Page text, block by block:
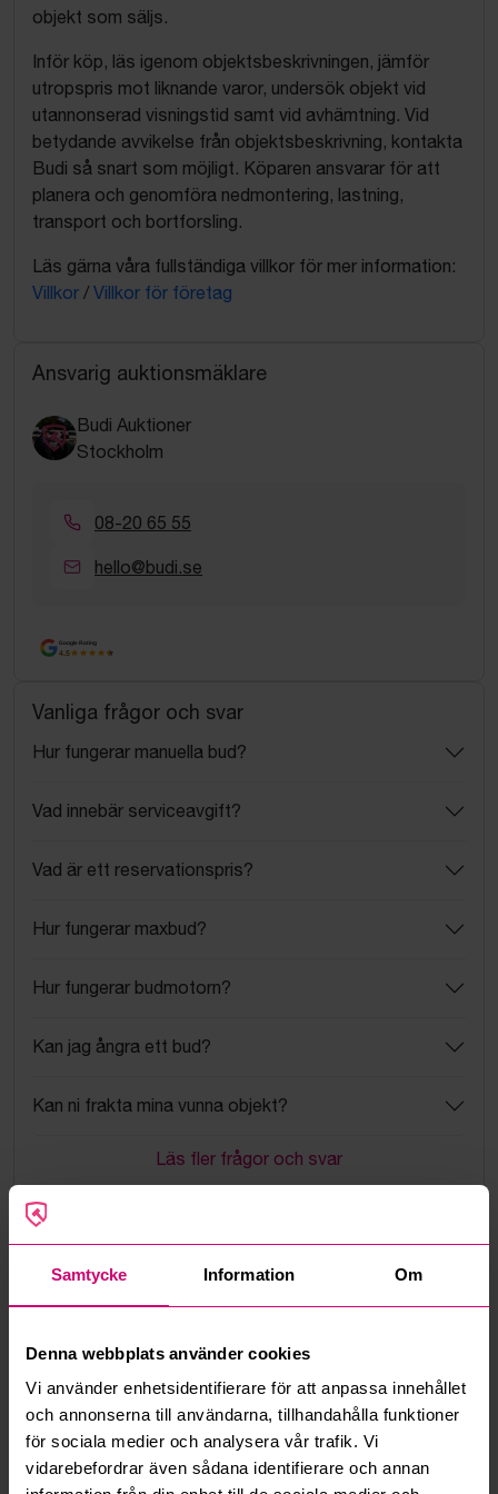
Samtycke Information Om
Denna webbplats använder cookies
Vi använder enhetsidentifierare för att anpassa innehållet
och annonserna till användarna, tillhandahålla funktioner
för sociala medier och analysera vår trafik. Vi
vidarebefordrar även sådana identifierare och annan
objekt som säljs.
Inför köp, läs igenom objektsbeskrivningen, jämför
utropspris mot liknande varor, undersök objekt vid
utannonserad visningstid samt vid avhämtning. Vid
betydande avvikelse från objektsbeskrivning, kontakta
Budi så snart som möjligt. Köparen ansvarar för att
planera och genomföra nedmontering, lastning,
transport och bortforsling.
Läs gärna våra fullständiga villkor för mer information:
Villkor / Villkor för företag
Ansvarig auktionsmäklare
Budi Auktioner
Stockholm
08-20 65 55
hello@budi.se
Google Rating
4.5
Vanliga frågor och svar
Hur fungerar manuella bud?
Vad innebär serviceavgift?
Vad är ett reservationspris?
Hur fungerar maxbud?
Hur fungerar budmotorn?
Kan jag ångra ett bud?
Kan ni frakta mina vunna objekt?
Läs fler frågor och svar
Mer från samma kategori
Smedjebacken 4d 15h Bromma 11d 12h